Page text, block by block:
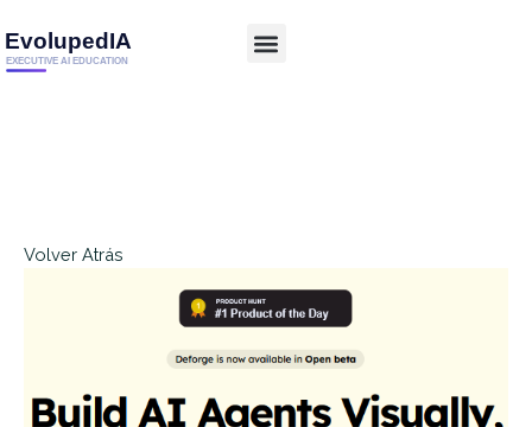
Volver Atrás